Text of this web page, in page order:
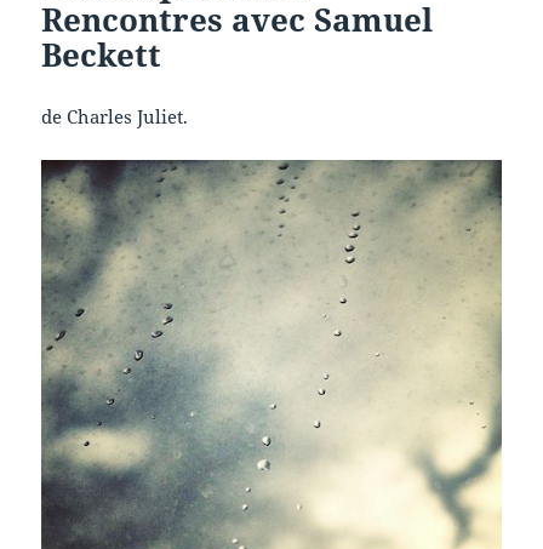
Rencontres avec Samuel
Beckett
de Charles Juliet.